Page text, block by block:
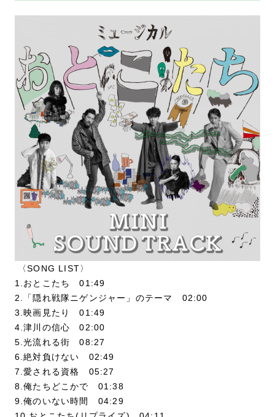
〈SONG LIST〉
1.おとこたち 01:49
2.「隠れ戦隊ニゲンジャー」のテーマ 02:00
3.映画見たり 01:49
4.津川の信心 02:00
5.光流れる街 08:27
6.絶対負けない 02:49
7.愛される資格 05:27
8.俺たちどこかで 01:38
9.俺のいない時間 04:29